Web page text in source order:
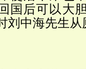
国后可以大
刘中海先生